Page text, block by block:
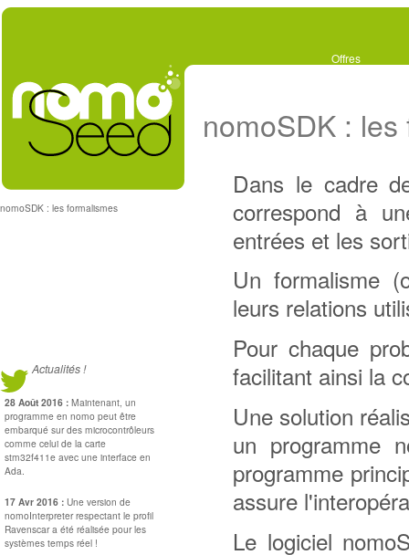
Offres
nomoSDK : les formalismes
Actualités !
28 Août 2016 : Maintenant, un
programme en nomo peut être
embarqué sur des microcontrôleurs
comme celui de la carte
stm32f411e avec une interface en
Ada.
17 Avr 2016 : Une version de
nomoInterpreter respectant le profil
Ravenscar a été réalisée pour les
systèmes temps réel !
nomoSDK :
Dans le cadre
correspond à
entrées et les
Un formalisme
leurs relations
Pour chaque
facilitant ainsi la
Une solution
un programme
programme
assure
Le logiciel